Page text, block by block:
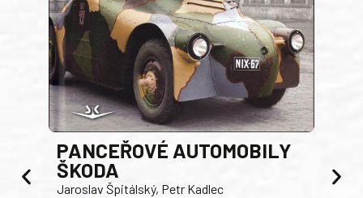
PANCEŘOVÉ AUTOMOBILY
ŠKODA
Jaroslav Špitálský, Petr Kadlec